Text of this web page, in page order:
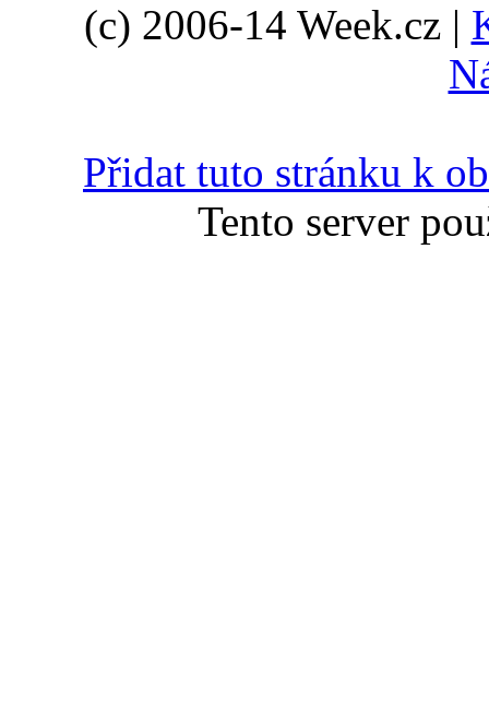
(c) 2006-14 Week.cz |
Přidat tuto stránku k
Tento server